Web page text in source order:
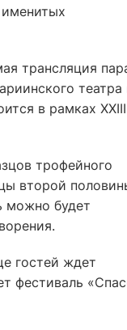
трансляция
театра
в рамках ХХIII
трофейного
второй
можно будет
гостей ждет
фестиваль